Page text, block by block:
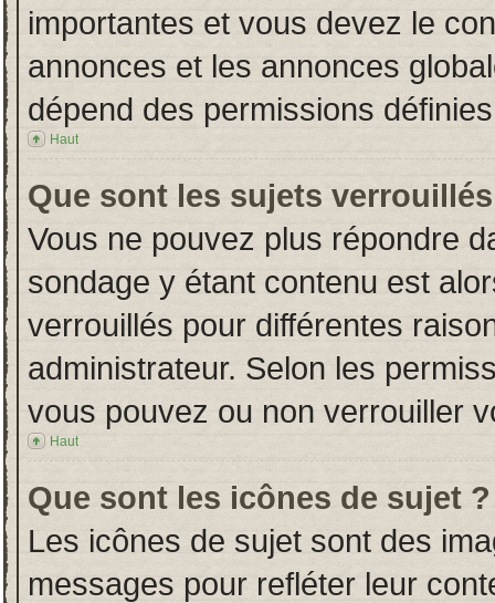
importantes et vous devez le
annonces et les annonces
dépend des permissions
Haut
Que sont les sujets
Vous ne pouvez plus répondre
sondage y étant contenu est
verrouillés pour différentes
administrateur. Selon les
vous pouvez ou non verrouiller
Haut
Que sont les icônes de sujet ?
Les icônes de sujet sont des
messages pour refléter leur